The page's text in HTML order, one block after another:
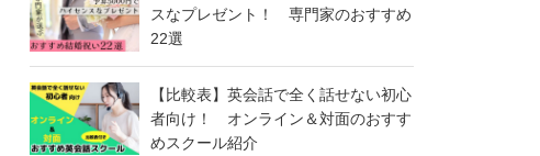
スなプレゼント！ 専門家のおすすめ
22選
【比較表】英会話で全く話せない初心
者向け！ オンライン＆対面のおすす
めスクール紹介